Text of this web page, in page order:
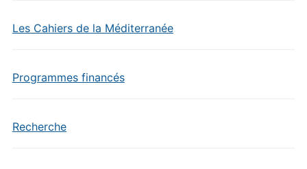
Les Cahiers de la Méditerranée
Programmes financés
Recherche